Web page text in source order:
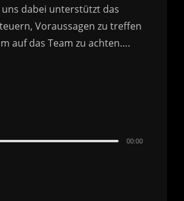
uns dabei unterstützt das
Voraussagen zu treffen
auf das Team zu achten….
00:00